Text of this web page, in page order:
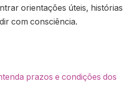
orientações úteis, histórias
com consciência.
prazos e condições dos